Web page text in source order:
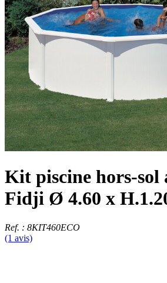
Kit piscine hors-sol
Fidji Ø 4.60 x
Ref. : 8KIT460ECO
(1 avis)